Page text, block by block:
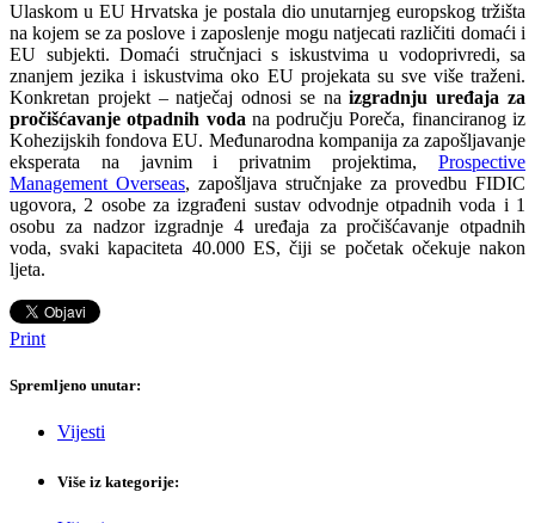
Ulaskom u EU Hrvatska je postala dio unutarnjeg europskog tržišta
na kojem se za poslove i zaposlenje mogu natjecati različiti domaći i
EU subjekti. Domaći stručnjaci s iskustvima u vodoprivredi, sa
znanjem jezika i iskustvima oko EU projekata su sve više traženi.
Konkretan projekt – natječaj odnosi se naizgradnju uređaja za
pročišćavanje otpadnih voda na području Poreča, financiranog iz
Kohezijskih fondova EU. Međunarodna kompanija za zapošljavanje
eksperata na javnim i privatnim projektima, Prospective
Management Overseas, zapošljava stručnjake za provedbu FIDIC
ugovora, 2 osobe za izgrađeni sustav odvodnje otpadnih voda i 1
osobu za nadzor izgradnje 4 uređaja za pročišćavanje otpadnih
voda, svaki kapaciteta 40.000 ES, čiji se početak očekuje nakon
ljeta.
Print
Spremljeno unutar:
Vijesti
Više iz kategorije: